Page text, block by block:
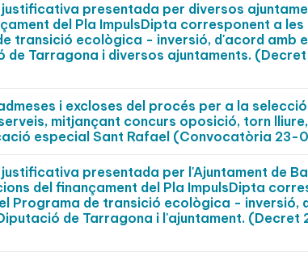
presentada per diversos
del Pla ImpulsDipta corresponent a les
transició ecològica - inversió, d'acord amb
Tarragona i diversos ajuntaments.
i excloses del procés per a la selecció
mitjançant concurs oposició, torn
especial Sant Rafael (Convocatòria 23-
presentada per l'Ajuntament de
del finançament del Pla ImpulsDipta
Programa de transició ecològica - inversió,
de Tarragona i l'ajuntament. (Decret